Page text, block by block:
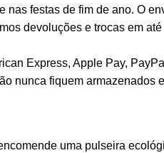
festas de fim de ano. O
devoluções e trocas em
Express, Apple Pay,
nunca fiquem armazenados
uma pulseira